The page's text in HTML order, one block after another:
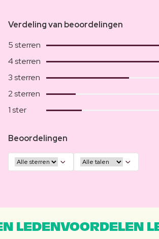
Verdeling van beoordelingen
5 sterren
4 sterren
3 sterren
2 sterren
1 ster
Beoordelingen
LEDENVOORDELEN